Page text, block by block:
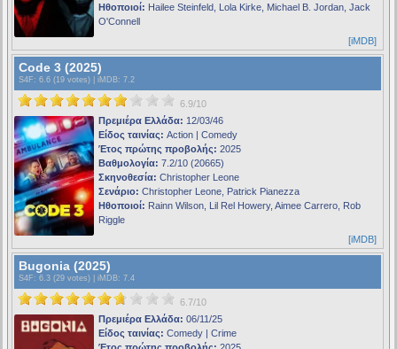
Ηθοποιοί: Hailee Steinfeld, Lola Kirke, Michael B. Jordan, Jack
O'Connell
[iMDB]
Code 3 (2025)
S4F : 6.6 (19 votes) | iMDB: 7.2
6.9/10
Πρεμιέρα Ελλάδα: 12/03/46
Είδος ταινίας: Action | Comedy
Έτος πρώτης προβολής: 2025
Βαθμολογία: 7.2/10 (20665)
Σκηνοθεσία: Christopher Leone
Σενάριο: Christopher Leone, Patrick Pianezza
Ηθοποιοί: Rainn Wilson, Lil Rel Howery, Aimee Carrero, Rob
Riggle
[iMDB]
Bugonia (2025)
S4F : 6.3 (29 votes) | iMDB: 7.4
6.7/10
Πρεμιέρα Ελλάδα: 06/11/25
Είδος ταινίας: Comedy | Crime